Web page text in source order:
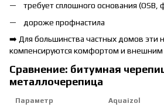
требует сплошного основания (OSB,
дороже профнастила
➡️ Для большинства частных домов эти
компенсируются комфортом и
Сравнение: битумная
металлочерепица
Параметр Aquaizol